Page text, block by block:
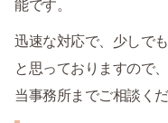
能です。
迅速な対応で、少しで
と思っておりますので
当事務所までご相談くだ